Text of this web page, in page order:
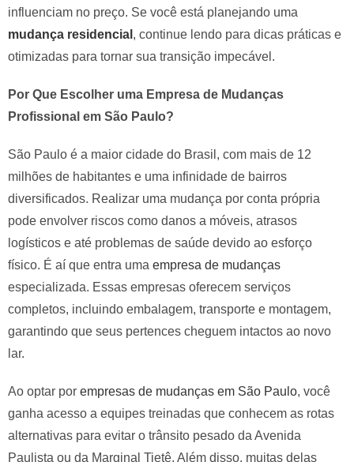
influenciam no preço. Se você está planejando uma
mudança residencial , continue lendo para dicas práticas e
otimizadas para tornar sua transição impecável.
Por Que Escolher uma Empresa de Mudanças
Profissional em São Paulo?
São Paulo é a maior cidade do Brasil, com mais de 12
milhões de habitantes e uma infinidade de bairros
diversificados. Realizar uma mudança por conta própria
pode envolver riscos como danos a móveis, atrasos
logísticos e até problemas de saúde devido ao esforço
físico. É aí que entra uma empresa de mudanças
especializada. Essas empresas oferecem serviços
completos, incluindo embalagem, transporte e montagem,
garantindo que seus pertences cheguem intactos ao novo
lar.
Ao optar por empresas de mudanças em São Paulo, você
ganha acesso a equipes treinadas que conhecem as rotas
alternativas para evitar o trânsito pesado da Avenida
Paulista ou da Marginal Tietê. Além disso, muitas delas